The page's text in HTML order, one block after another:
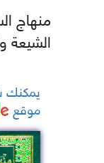
منهاج
الشيعة
يمكنك
موقع